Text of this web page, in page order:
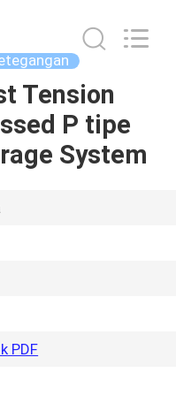
Tension
P tipe
System
PDF